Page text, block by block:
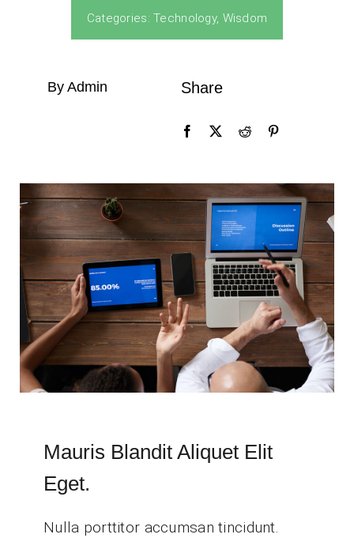
Categories:Technology, Wisdom
By Admin Share
Mauris Blandit Aliquet Elit
Eget.
Nulla porttitor accumsan tincidunt.